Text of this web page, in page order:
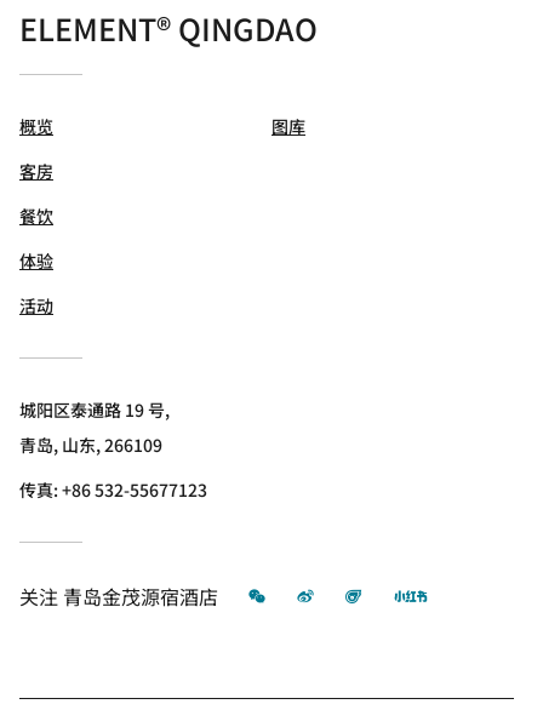
ELEMENT® QINGDAO
概览
客房
餐饮
体验
活动
图库
城阳区泰通路 19 号,
青岛, 山东, 266109
传真:+86 532-55677123
关注 青岛金茂源宿酒店 微信 微博 飞猪 小红书